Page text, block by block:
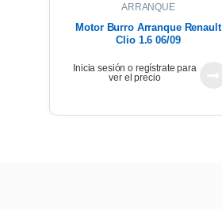
ARRANQUE
Motor Burro Arranque Renault
Clio 1.6 06/09
Inicia sesión o regístrate para
ver el precio